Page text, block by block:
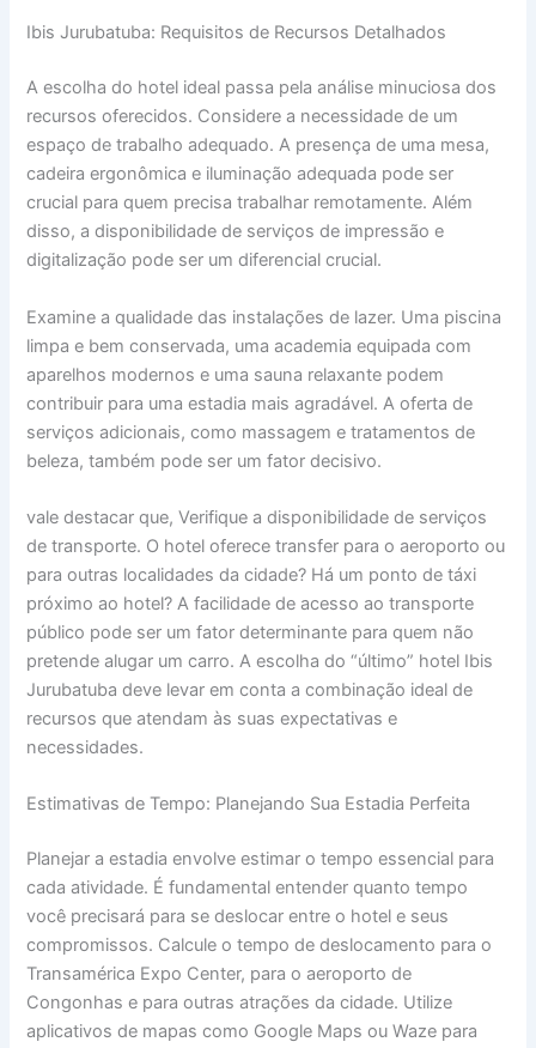
Ibis Jurubatuba: Requisitos de Recursos Detalhados
A escolha do hotel ideal passa pela análise minuciosa dos
recursos oferecidos. Considere a necessidade de um
espaço de trabalho adequado. A presença de uma mesa,
cadeira ergonômica e iluminação adequada pode ser
crucial para quem precisa trabalhar remotamente. Além
disso, a disponibilidade de serviços de impressão e
digitalização pode ser um diferencial crucial.
Examine a qualidade das instalações de lazer. Uma piscina
limpa e bem conservada, uma academia equipada com
aparelhos modernos e uma sauna relaxante podem
contribuir para uma estadia mais agradável. A oferta de
serviços adicionais, como massagem e tratamentos de
beleza, também pode ser um fator decisivo.
vale destacar que, Verifique a disponibilidade de serviços
de transporte. O hotel oferece transfer para o aeroporto ou
para outras localidades da cidade? Há um ponto de táxi
próximo ao hotel? A facilidade de acesso ao transporte
público pode ser um fator determinante para quem não
pretende alugar um carro. A escolha do “último” hotel Ibis
Jurubatuba deve levar em conta a combinação ideal de
recursos que atendam às suas expectativas e
necessidades.
Estimativas de Tempo: Planejando Sua Estadia Perfeita
Planejar a estadia envolve estimar o tempo essencial para
cada atividade. É fundamental entender quanto tempo
você precisará para se deslocar entre o hotel e seus
compromissos. Calcule o tempo de deslocamento para o
Transamérica Expo Center, para o aeroporto de
Congonhas e para outras atrações da cidade. Utilize
aplicativos de mapas como Google Maps ou Waze para